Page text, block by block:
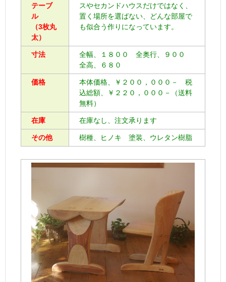
テーブ
ル
（3枚丸
太）
スやセカンドハウスだけではなく、
置く場所を選ばない、どんな部屋で
も似合う作りになっています。
寸法
全幅、１８００ 全奥行、９００
全高、６８０
価格
本体価格、￥２００，０００－ 税
込総額、￥２２０，０００－（送料
無料）
在庫 在庫なし、注文承ります
その他 樹種、ヒノキ 塗装、ウレタン樹脂